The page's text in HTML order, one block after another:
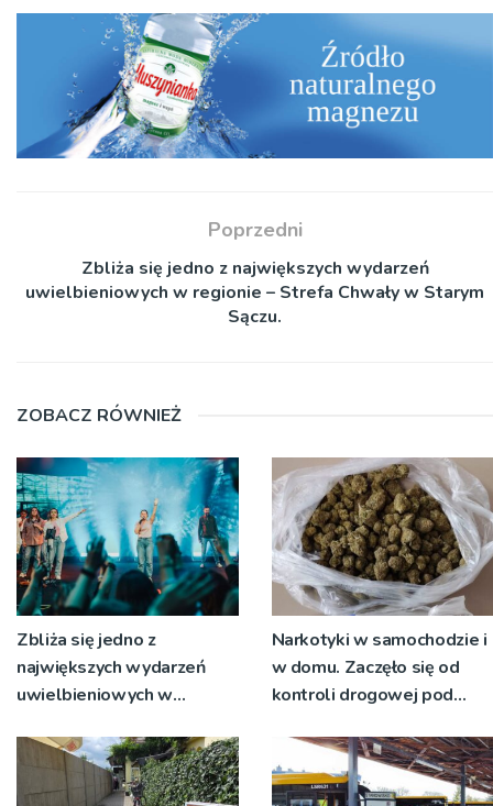
Poprzedni
Zbliża się jedno z największych wydarzeń
uwielbieniowych w regionie – Strefa Chwały w Starym
Sączu.
ZOBACZ RÓWNIEŻ
Zbliża się jedno z
największych wydarzeń
uwielbieniowych w
Starym Sączu.
Narkotyki w samochodzie i
w domu. Zaczęło się od
kontroli drogowej pod